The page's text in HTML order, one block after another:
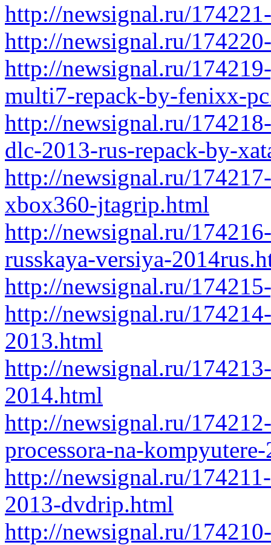
http://newsignal.ru/
http://newsignal.ru/
http://newsignal.ru/
multi7-repack-by-fenixx-
http://newsignal.ru/
dlc-2013-rus-repack-by-
http://newsignal.ru/
xbox360-jtagrip.html
http://newsignal.ru/
russkaya-versiya-
http://newsignal.ru/
http://newsignal.ru/
2013.html
http://newsignal.ru/
2014.html
http://newsignal.ru/
processora-na-
http://newsignal.ru/
2013-dvdrip.html
http://newsignal.ru/